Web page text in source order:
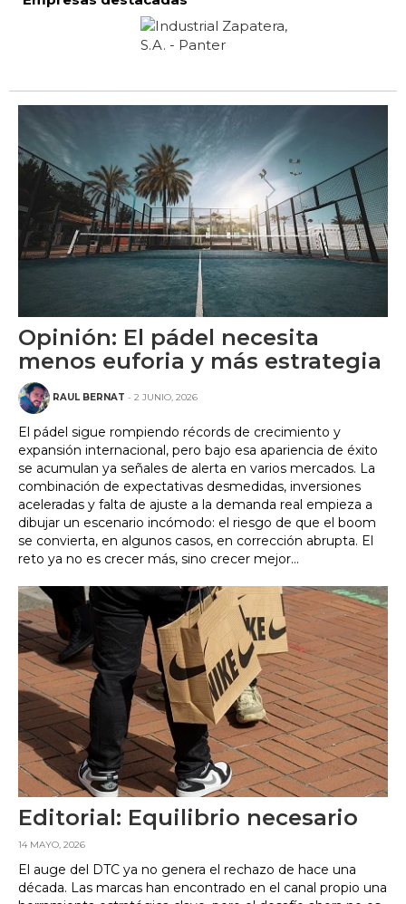
Opinión: El pádel necesita
menos euforia y más estrategia
RAUL BERNAT - 2 JUNIO, 2026
El pádel sigue rompiendo récords de crecimiento y
expansión internacional, pero bajo esa apariencia de éxito
se acumulan ya señales de alerta en varios mercados. La
combinación de expectativas desmedidas, inversiones
aceleradas y falta de ajuste a la demanda real empieza a
dibujar un escenario incómodo: el riesgo de que el boom
se convierta, en algunos casos, en corrección abrupta. El
reto ya no es crecer más, sino crecer mejor...
Editorial: Equilibrio necesario
14 MAYO, 2026
El auge del DTC ya no genera el rechazo de hace una
década. Las marcas han encontrado en el canal propio una